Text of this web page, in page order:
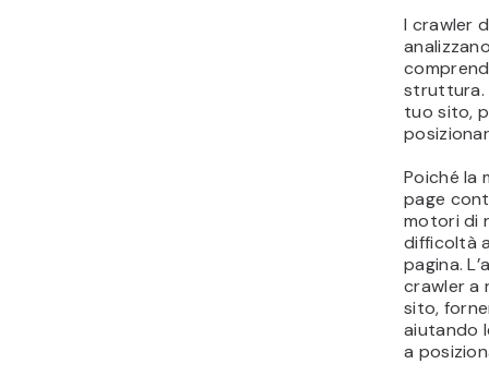
I crawler
struttura.
tuo sito,
Poiché la
page
motori di
difficoltà
pagina.
crawler a
sito,
aiutando
a